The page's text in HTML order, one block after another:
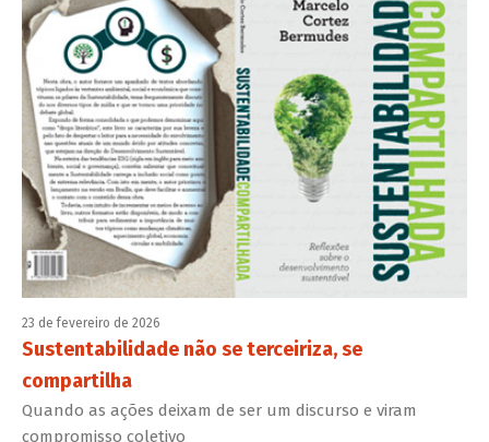
23 de fevereiro de 2026
Sustentabilidade não se terceiriza, se
compartilha
Quando as ações deixam de ser um discurso e viram
compromisso coletivo